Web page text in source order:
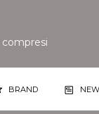
compresi
BRAND